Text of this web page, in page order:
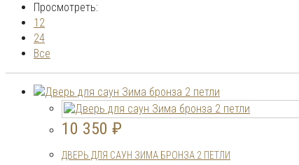
Просмотреть:
12
24
Все
10 350 ₽
ДВЕРЬ ДЛЯ САУН ЗИМА БРОНЗА 2 ПЕТЛИ